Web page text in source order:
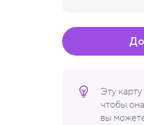
Эту
чтобы
вы